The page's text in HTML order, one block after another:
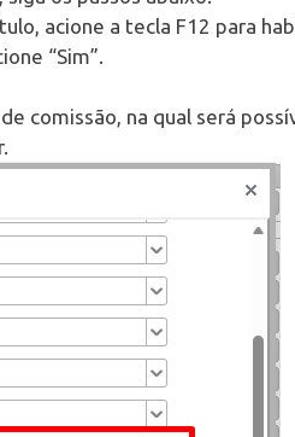
acione a tecla F12 para
“Sim”.
comissão, na qual será